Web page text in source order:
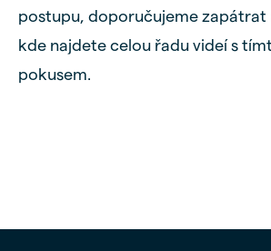
postupu, doporučujeme zapátrat
kde najdete celou řadu videí s
pokusem.